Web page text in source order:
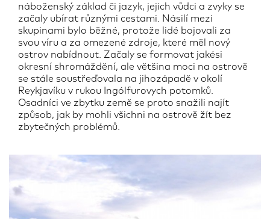
náboženský základ či jazyk, jejich vůdci a zvyky se
začaly ubírat různými cestami. Násilí mezi
skupinami bylo běžné, protože lidé bojovali za
svou víru a za omezené zdroje, které měl nový
ostrov nabídnout. Začaly se formovat jakési
okresní shromáždění, ale většina moci na ostrově
se stále soustřeďovala na jihozápadě v okolí
Reykjavíku v rukou Ingólfurovych potomků.
Osadníci ve zbytku země se proto snažili najít
způsob, jak by mohli všichni na ostrově žít bez
zbytečných problémů.